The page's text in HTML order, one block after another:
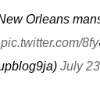
Orleans
pic.twitter.com/
July